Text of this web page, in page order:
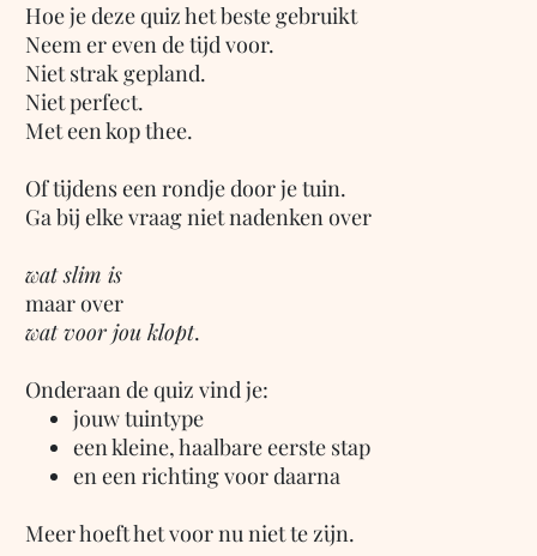
Hoe je deze quiz het beste gebruikt
Neem er even de tijd voor.
Niet strak gepland.
Niet perfect.
Met een kop thee.
Of tijdens een rondje door je tuin.
Ga bij elke vraag niet nadenken over
wat slim is
maar over
wat voor jou klopt.
Onderaan de quiz vind je:
jouw tuintype
een kleine, haalbare eerste stap
en een richting voor daarna
Meer hoeft het voor nu niet te zijn.